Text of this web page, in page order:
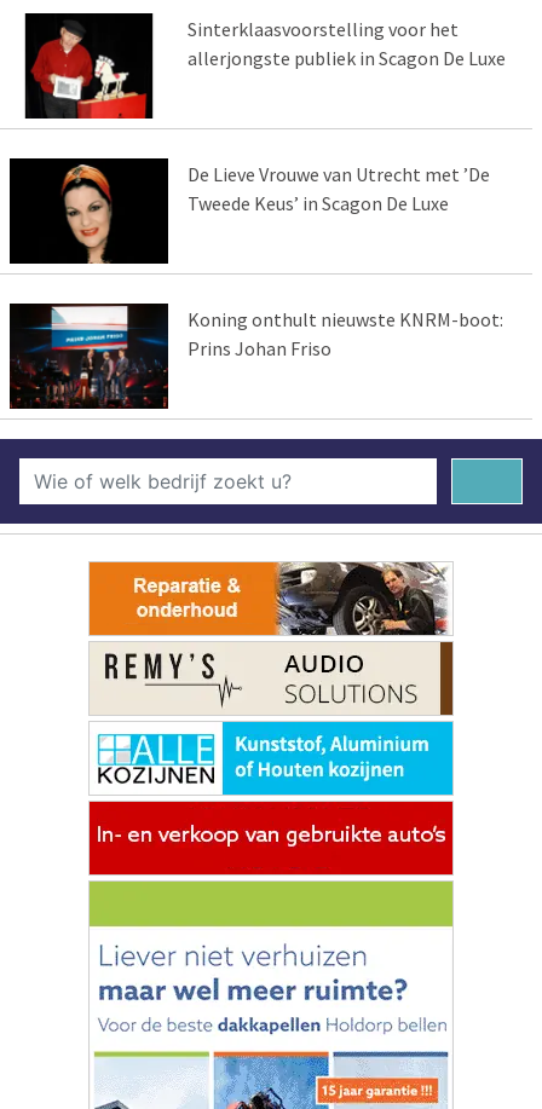
Sinterklaasvoorstelling voor het
allerjongste publiek in Scagon De Luxe
De Lieve Vrouwe van Utrecht met ’De
Tweede Keus’ in Scagon De Luxe
Koning onthult nieuwste KNRM-boot:
Prins Johan Friso